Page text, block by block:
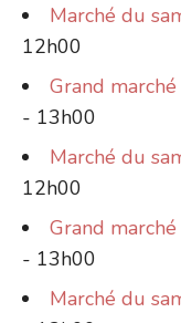
Marché du
12h00
Grand
- 13h00
Marché du
12h00
Grand
- 13h00
Marché du